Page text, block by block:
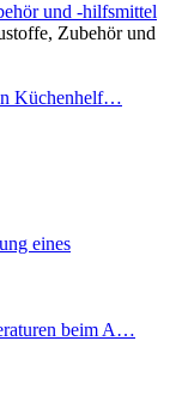
und -hilfsmittel
Zubehör und
Küchenhelf…
eines
beim A…